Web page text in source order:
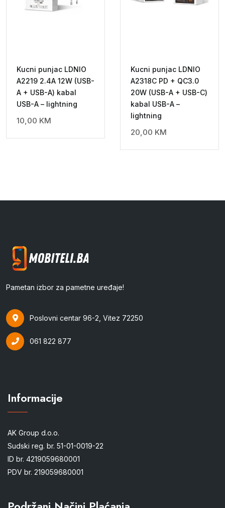
Kucni punjac LDNIO
A2219 2.4A 12W (USB-
A + USB-A) kabal
USB-A – lightning
10,00 KM
Kucni punjac LDNIO
A2318C PD + QC3.0
20W (USB-A + USB-C)
kabal USB-A –
lightning
20,00 KM
Pametan izbor za pametne uređaje!
Poslovni centar 96-2, Vitez 72250
061 822 877
Informacije
AK Group d.o.o.
Sudski reg. br. 51-01-0019-22
ID br. 4219059680001
PDV br. 219059680001